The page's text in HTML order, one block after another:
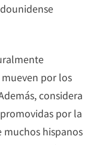
por los
considera
por la
muchos hispanos